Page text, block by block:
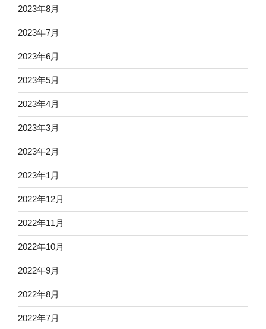
2023年8月
2023年7月
2023年6月
2023年5月
2023年4月
2023年3月
2023年2月
2023年1月
2022年12月
2022年11月
2022年10月
2022年9月
2022年8月
2022年7月